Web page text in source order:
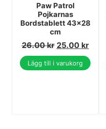
Paw Patrol
Pojkarnas
Bordstablett 43x28
cm
26.00kr 25.00 kr
Lägg till i varukorg